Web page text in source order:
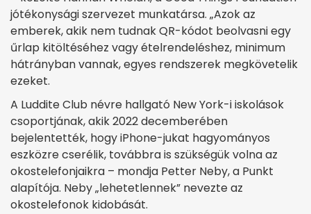
jótékonysági szervezet munkatársa. „Azok az
emberek, akik nem tudnak QR-kódot beolvasni egy
űrlap kitöltéséhez vagy ételrendeléshez, minimum
hátrányban vannak, egyes rendszerek megkövetelik
ezeket.
A Luddite Club névre hallgató New York-i iskolások
csoportjának, akik 2022 decemberében
bejelentették, hogy iPhone-jukat hagyományos
eszközre cserélik, továbbra is szükségük volna az
okostelefonjaikra – mondja Petter Neby, a Punkt
alapítója. Neby „lehetetlennek” nevezte az
okostelefonok kidobását.